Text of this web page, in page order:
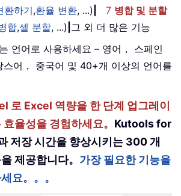
환하기,환율 변환, ...) 7 병합 및 분할
합,셀 분할, ...) 그 외 더 많은 기능
언어로 사용하세요 – 영어， 스페인
스어， 중국어 및 40+개 이상의 언어를
로 Excel 역량을 한 단계 업그레이
율성을 경험하세요。 Kutools for
저장 시간을 향상시키는 300 개
제공합니다。 가장 필요한 기능을
요。。。